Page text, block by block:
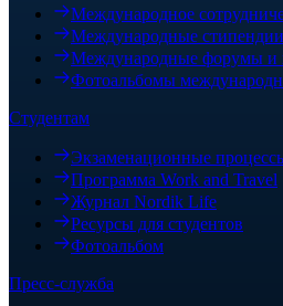
Международное
Международные
Международные форумы и
Фотоальбомы
Студентам
Экзаменационные
Программа Work and Travel
Журнал Nordik Life
Ресурсы для студентов
Фотоальбом
Пресс-служба